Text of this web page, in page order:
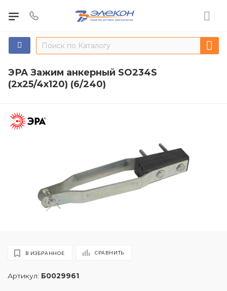
ЭРА Зажим анкерный SO234S
(2х25/4х120) (6/240)
Артикул: Б0029961
В ИЗБРАННОЕ СРАВНИТЬ